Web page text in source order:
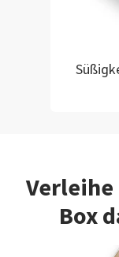
Box